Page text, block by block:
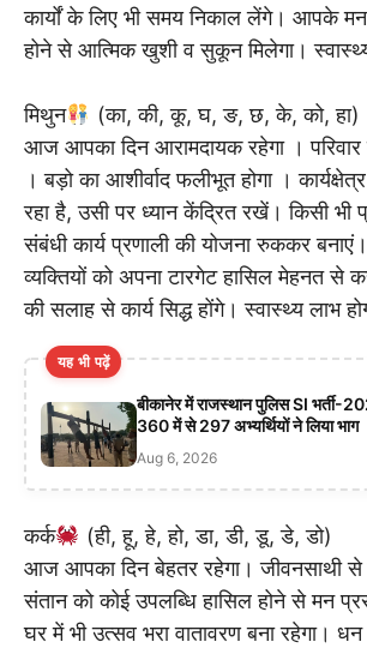
कार्यों के लिए भी समय निकाल लेंगे। आपके मन
होने से आत्मिक खुशी व सुकून मिलेगा।
मिथुन
(का, की, कू, घ, ङ, छ, के, को, हा)
आज आपका दिन आरामदायक रहेगा । परिवार
। बड़ो का आशीर्वाद फलीभूत होगा ।
रहा है, उसी पर ध्यान केंद्रित रखें। किसी भी
संबंधी कार्य प्रणाली की योजना रुककर
व्यक्तियों को अपना टारगेट हासिल मेहनत से
की सलाह से कार्य सिद्ध होंगे। स्वास्थ्य लाभ
यह भी पढ़ें
बीकानेर में राजस्थान पुलिस SI भर्ती-
360 में से 297 अभ्यर्थियों ने लिया भाग
Aug 6, 2026
कर्क
(ही, हू, हे, हो, डा, डी, डू, डे, डो)
आज आपका दिन बेहतर रहेगा। जीवनसाथी से
संतान को कोई उपलब्धि हासिल होने से मन
घर में भी उत्सव भरा वातावरण बना रहेगा।